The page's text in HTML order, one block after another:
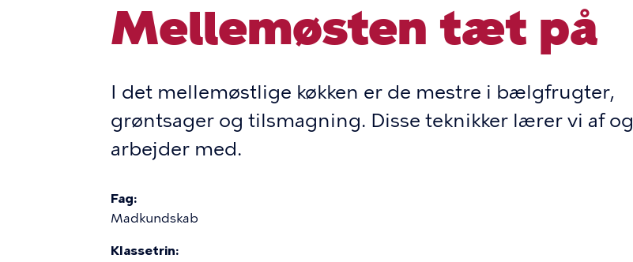
Mellemøsten tæt på
I det mellemøstlige køkken er de mestre i bælgfrugter,
grøntsager og tilsmagning. Disse teknikker lærer vi af og
arbejder med.
Fag
Madkundskab
Klassetrin